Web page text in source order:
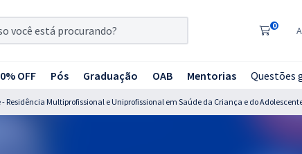
0
OFF Pós Graduação OAB Mentorias Questões
- Residência Multiprofissional e Uniprofissional em Saúde da Criança e do